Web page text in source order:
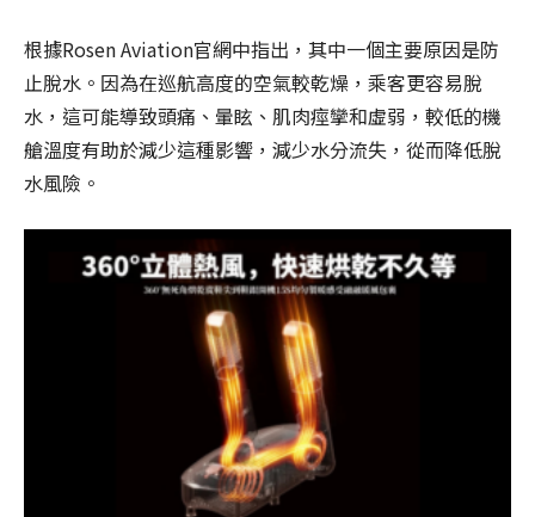
根據Rosen Aviation官網中指出，其中一個主要原因是防
止脫水。因為在巡航高度的空氣較乾燥，乘客更容易脫
水，這可能導致頭痛、暈眩、肌肉痙攣和虛弱，較低的機
艙溫度有助於減少這種影響，減少水分流失，從而降低脫
水風險。